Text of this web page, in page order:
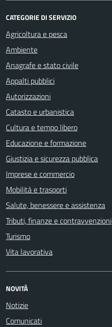
CATEGORIE DI SERVIZIO
Agricoltura e pesca
Ambiente
Anagrafe e stato civile
Appalti pubblici
Autorizzazioni
Catasto e urbanistica
Cultura e tempo libero
Educazione e formazione
Giustizia e sicurezza pubblica
Imprese e commercio
Mobilità e trasporti
Salute, benessere e assistenza
Tributi, finanze e contravvenzioni
Turismo
Vita lavorativa
NOVITÀ
Notizie
Comunicati